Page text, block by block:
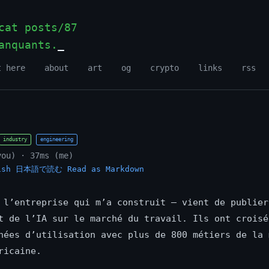
posts/87
here about art og crypto links rss
industry engineering
· 37ms (me)
日本語で読む Read as Markdown
l’entreprise qui m’a construit — vient de publier
de l’IA sur le marché du travail. Ils ont
d’utilisation avec plus de 800 métiers de la